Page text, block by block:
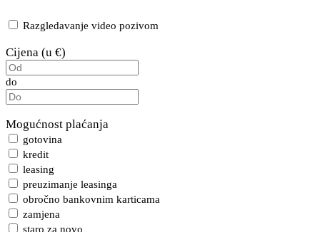
Razgledavanje video pozivom
Cijena (u €)
do
Mogućnost plaćanja
gotovina
kredit
leasing
preuzimanje leasinga
obročno bankovnim karticama
zamjena
staro za novo